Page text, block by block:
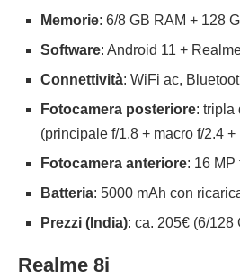
Memorie: 6/8 GB RAM + 128
Software: Android 11 +
Connettività: WiFi ac,
Fotocamera posteriore: tripla
(principale f/1.8 + macro f/2.4
Fotocamera anteriore: 16 MP
Batteria: 5000 mAh con
Prezzi (India): ca. 205€ (6/128
Realme 8i